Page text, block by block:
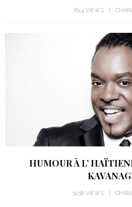
7614 VIEWS
HUMOUR À L’
5158 VIEWS